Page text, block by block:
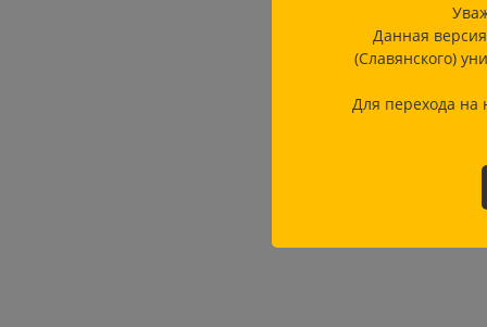
Данная
(Славянского)
Для перехода на